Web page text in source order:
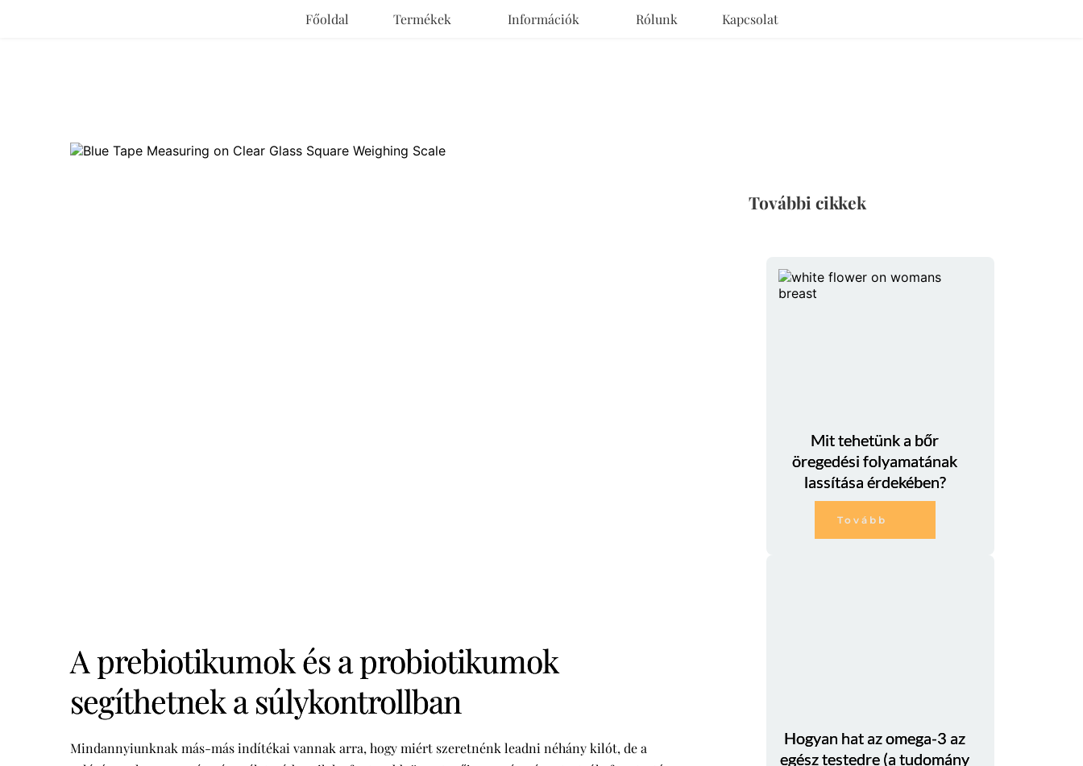
Főoldal Termékek Információk Rólunk Kapcsolat
A prebiotikumok és a probiotikumok
segíthetnek a súlykontrollban
Mindannyiunknak más-más indítékai vannak arra, hogy miért szeretnénk leadni néhány kilót, de a
További cikkek
Mit tehetünk a bőr
öregedési folyamatának
lassítása érdekében?
Tovább
Hogyan hat az omega-3 az
egész testedre (a tudomány